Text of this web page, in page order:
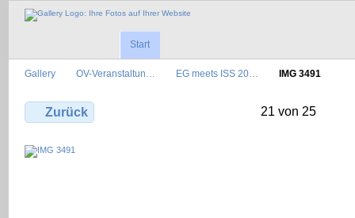
Start
Gallery OV-Veranstaltun… EG meets ISS 20… IMG 3491
Zurück 21 von 25